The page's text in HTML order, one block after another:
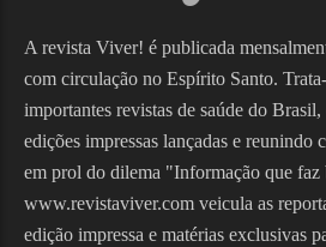
A revista Viver! é publicada
com circulação no Espírito Santo.
importantes revistas de saúde do
edições impressas lançadas e reunindo
em prol do dilema "Informação que
www.revistaviver.com veicula as
edição impressa e matérias exclusivas